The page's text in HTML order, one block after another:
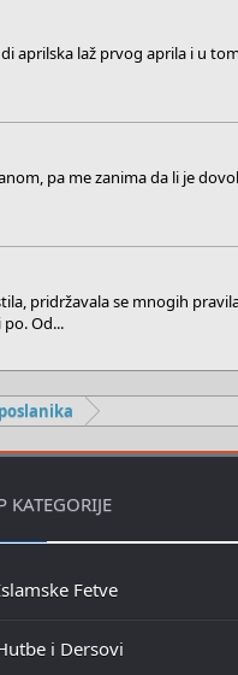
aprilska laž prvog aprila i u
pa me zanima da li je
pridržavala se mnogih
Od...
KATEGORIJE
Fetve
i Dersovi